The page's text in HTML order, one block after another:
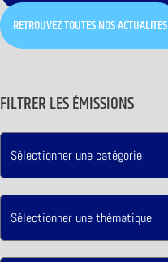
RETROUVEZ TOUTES NOS ACTUALITÉS
FILTRER LES ÉMISSIONS